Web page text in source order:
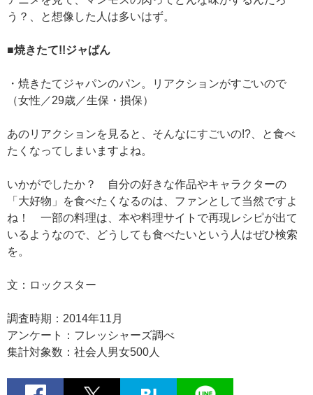
う？、と想像した人は多いはず。
■焼きたて!!ジャぱん
・焼きたてジャパンのパン。リアクションがすごいので
（女性／29歳／生保・損保）
あのリアクションを見ると、そんなにすごいの!?、と食べ
たくなってしまいますよね。
いかがでしたか？ 自分の好きな作品やキャラクターの
「大好物」を食べたくなるのは、ファンとして当然ですよ
ね！ 一部の料理は、本や料理サイトで再現レシピが出て
いるようなので、どうしても食べたいという人はぜひ検索
を。
文：ロックスター
調査時期：2014年11月
アンケート：フレッシャーズ調べ
集計対象数：社会人男女500人